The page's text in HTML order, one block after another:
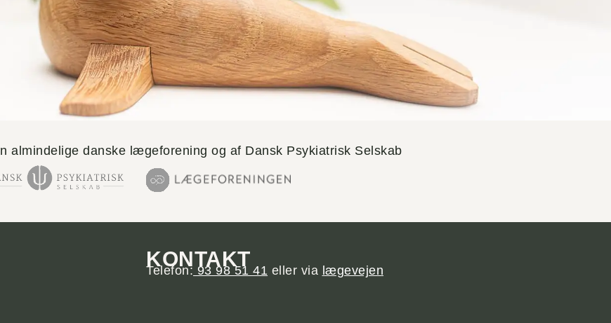
almindelige danske lægeforening og af Dansk Psykiatrisk Selskab
KONTAKT
Telefon: 93 98 51 41 eller via lægevejen